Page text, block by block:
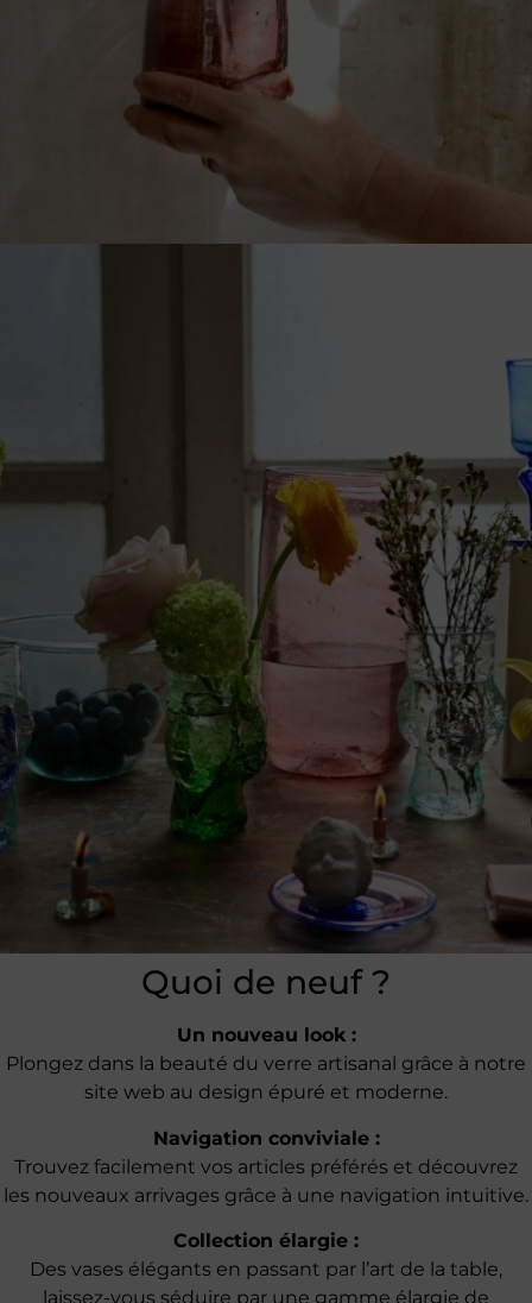
Quoi de neuf ?
Un nouveau look :
Plongez dans la beauté du verre artisanal grâce à notre
site web au design épuré et moderne.
Navigation conviviale :
Trouvez facilement vos articles préférés et découvrez
les nouveaux arrivages grâce à une navigation intuitive.
Collection élargie :
Des vases élégants en passant par l’art de la table,
laissez-vous séduire par une gamme élargie de